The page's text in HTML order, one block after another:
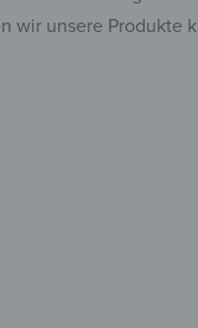
unsere Produkte